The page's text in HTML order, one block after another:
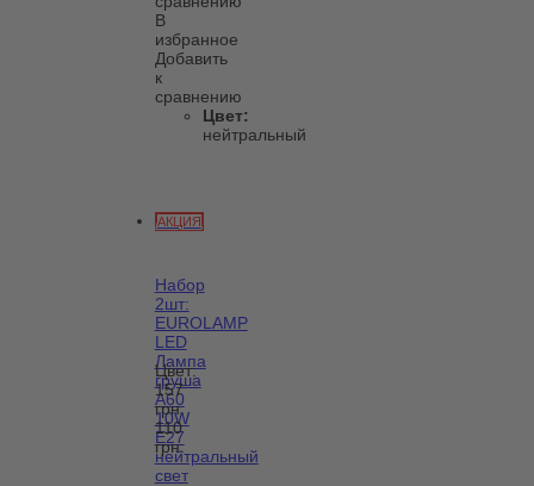
В
избранное
Добавить
к
сравнению
Цвет:
нейтральный
АКЦИЯ
Набор
2шт:
EUROLAMP
LED
Лампа
груша
А60
10W
E27
нейтральный
свет
Цвет:
157
грн.
110
грн.